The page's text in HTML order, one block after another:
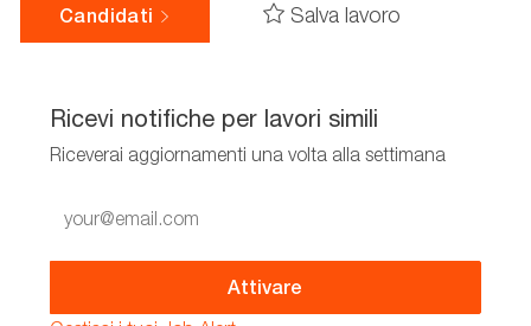
Candidati Salva lavoro
Ricevi notifiche per lavori simili
Riceverai aggiornamenti una volta alla settimana
Email
address
Attivare